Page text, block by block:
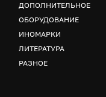
ДОПОЛНИТЕЛЬНОЕ
ОБОРУДОВАНИЕ
ИНОМАРКИ
ЛИТЕРАТУРА
РАЗНОЕ